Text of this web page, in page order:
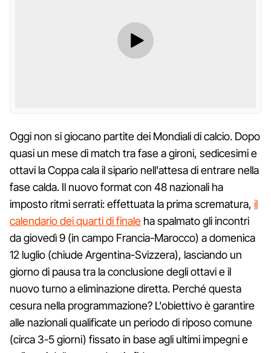
Oggi non si giocano partite dei Mondiali di calcio. Dopo
quasi un mese di match tra fase a gironi, sedicesimi e
ottavi la Coppa cala il sipario nell'attesa di entrare nella
fase calda. Il nuovo format con 48 nazionali ha
imposto ritmi serrati: effettuata la prima scrematura, il
calendario dei quarti di finale ha spalmato gli incontri
da giovedì 9 (in campo Francia-Marocco) a domenica
12 luglio (chiude Argentina-Svizzera), lasciando un
giorno di pausa tra la conclusione degli ottavi e il
nuovo turno a eliminazione diretta. Perché questa
cesura nella programmazione? L'obiettivo è garantire
alle nazionali qualificate un periodo di riposo comune
(circa 3-5 giorni) fissato in base agli ultimi impegni e